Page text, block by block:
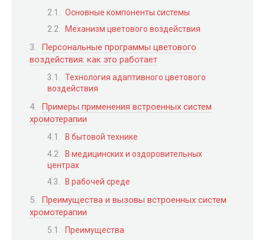
Основные компоненты системы
Механизм цветового воздействия
Персональные программы цветового
воздействия: как это работает
Технология адаптивного цветового
воздействия
Примеры применения встроенных систем
хромотерапии
В бытовой технике
В медицинских и оздоровительных
центрах
В рабочей среде
Преимущества и вызовы встроенных систем
хромотерапии
Преимущества